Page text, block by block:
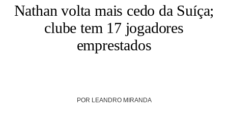
Nathan volta mais cedo da Suíça;
clube tem 17 jogadores
emprestados
POR LEANDRO MIRANDA